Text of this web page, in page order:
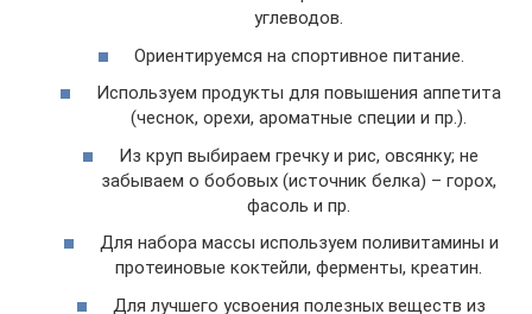
углеводов.
Ориентируемся на спортивное питание.
Используем продукты для повышения аппетита
(чеснок, орехи, ароматные специи и пр.).
Из круп выбираем гречку и рис, овсянку; не
забываем о бобовых (источник белка) – горох,
фасоль и пр.
Для набора массы используем поливитамины и
протеиновые коктейли, ферменты, креатин.
Для лучшего усвоения полезных веществ из